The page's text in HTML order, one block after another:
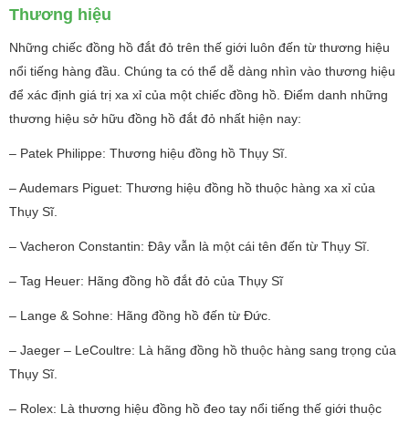
Thương hiệu
Những chiếc đồng hồ đắt đỏ trên thế giới luôn đến từ thương hiệu
nổi tiếng hàng đầu. Chúng ta có thể dễ dàng nhìn vào thương hiệu
để xác định giá trị xa xỉ của một chiếc đồng hồ. Điểm danh những
thương hiệu sở hữu đồng hồ đắt đỏ nhất hiện nay:
– Patek Philippe: Thương hiệu đồng hồ Thụy Sĩ.
– Audemars Piguet: Thương hiệu đồng hồ thuộc hàng xa xỉ của
Thụy Sĩ.
– Vacheron Constantin: Đây vẫn là một cái tên đến từ Thụy Sĩ.
– Tag Heuer: Hãng đồng hồ đắt đỏ của Thụy Sĩ
– Lange & Sohne: Hãng đồng hồ đến từ Đức.
– Jaeger – LeCoultre: Là hãng đồng hồ thuộc hàng sang trọng của
Thụy Sĩ.
– Rolex: Là thương hiệu đồng hồ đeo tay nổi tiếng thế giới thuộc